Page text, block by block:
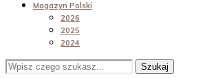
Magazyn Polski
2026
2025
2024
Szukaj